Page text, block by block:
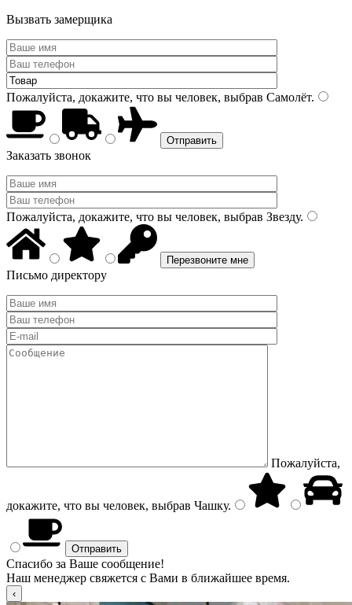
Вызвать замерщика
Пожалуйста, докажите, что вы человек, выбрав Самолёт.
Заказать звонок
Пожалуйста, докажите, что вы человек, выбрав Звезду.
Письмо директору
Пожалуйста,
докажите, что вы человек, выбрав Чашку.
Спасибо за Ваше сообщение!
Наш менеджер свяжется с Вами в ближайшее время.